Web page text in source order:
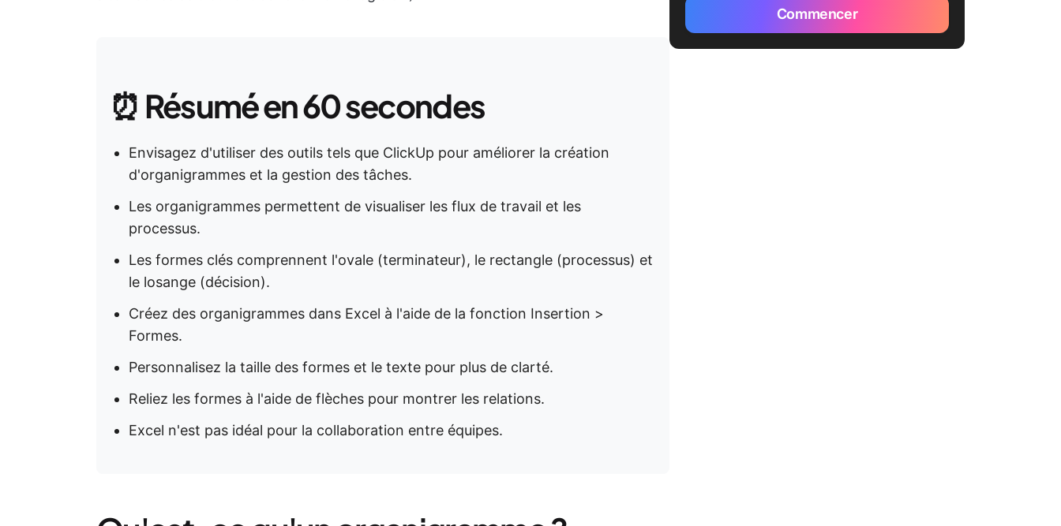
⏰ Résumé en 60 secondes
Envisagez d'utiliser des outils tels que ClickUp pour améliorer la création
d'organigrammes et la gestion des tâches.
Les organigrammes permettent de visualiser les flux de travail et les
processus.
Les formes clés comprennent l'ovale (terminateur), le rectangle (processus) et
le losange (décision).
Créez des organigrammes dans Excel à l'aide de la fonction Insertion >
Formes.
Personnalisez la taille des formes et le texte pour plus de clarté.
Reliez les formes à l'aide de flèches pour montrer les relations.
Excel n'est pas idéal pour la collaboration entre équipes.
Commencer